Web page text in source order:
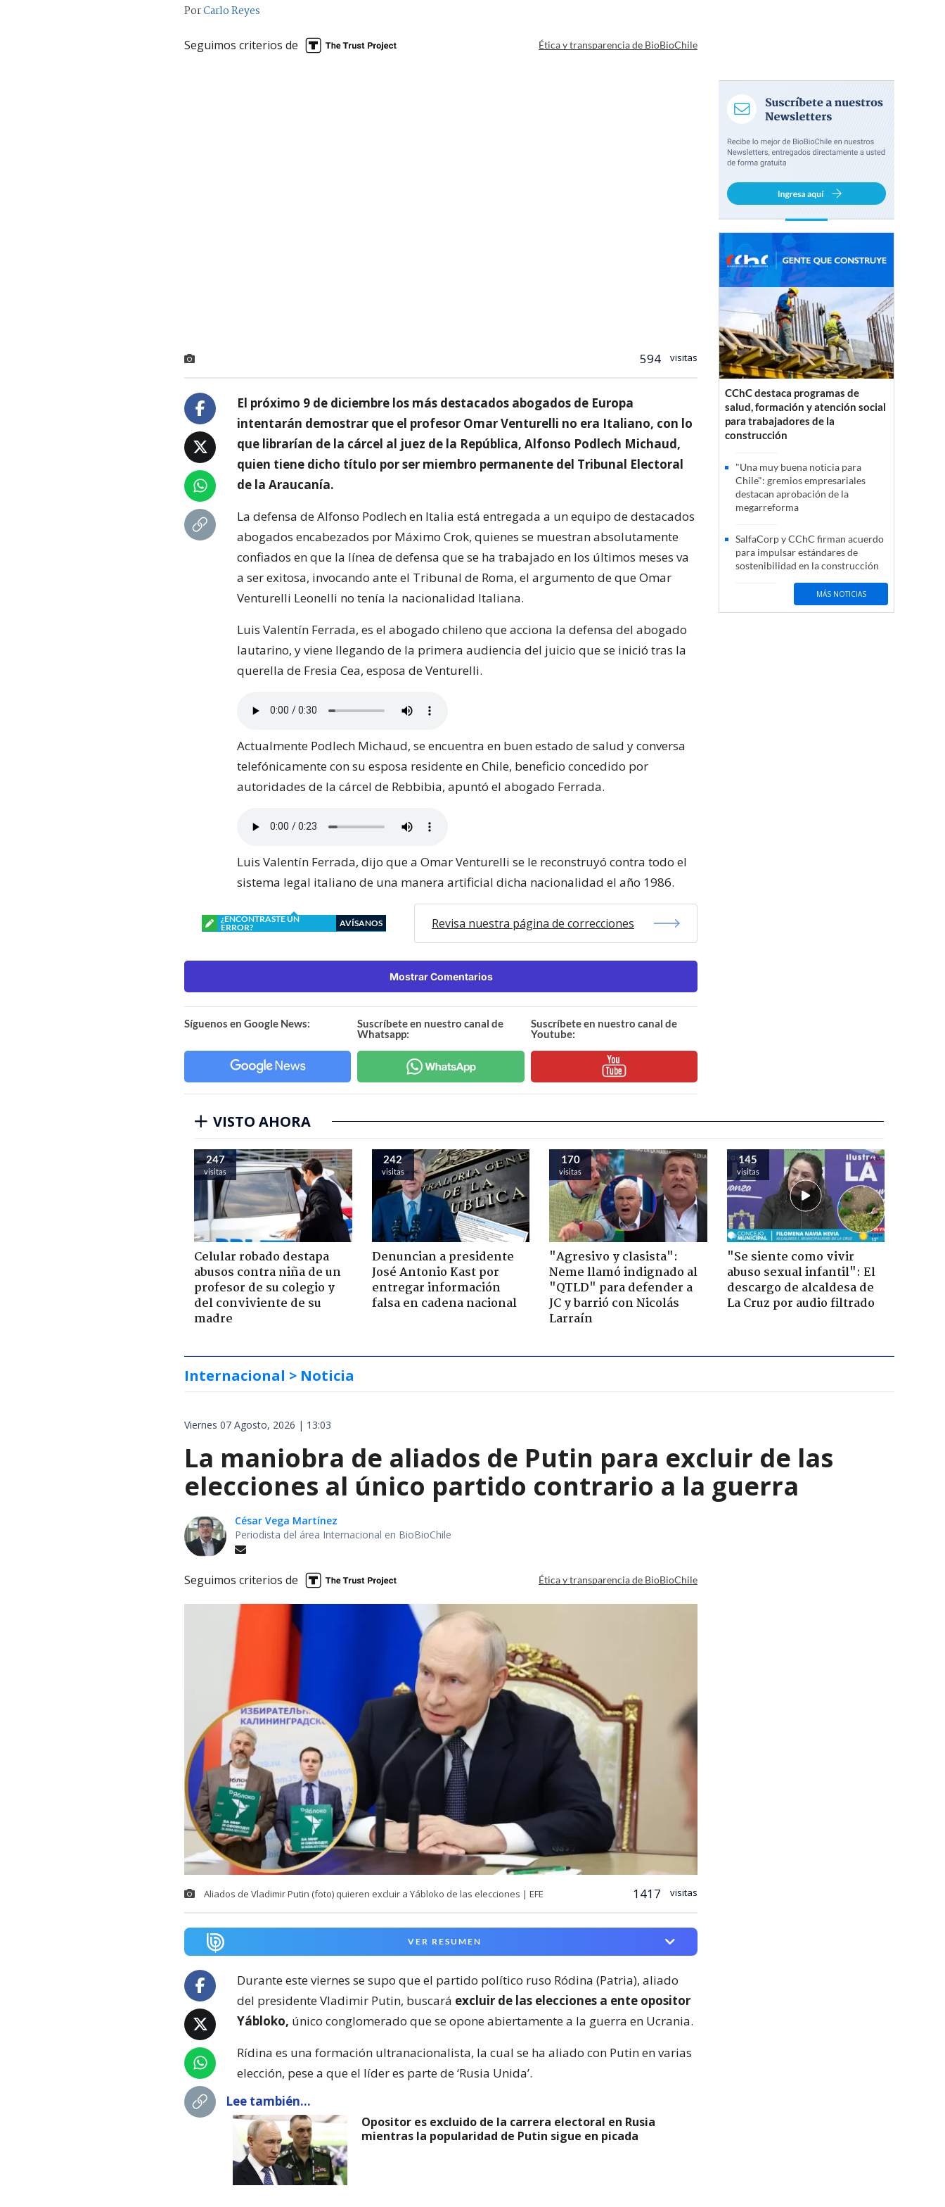
PorCarlo Reyes
Seguimos criterios de Ética y transparencia de BioBioChile
594 visitas
El próximo 9 de diciembre los más destacados abogados de Europa
intentarán demostrar que el profesor Omar Venturelli no era Italiano, con lo
que librarían de la cárcel al juez de la República, Alfonso Podlech Michaud,
quien tiene dicho título por ser miembro permanente del Tribunal Electoral
de la Araucanía.
La defensa de Alfonso Podlech en Italia está entregada a un equipo de destacados
abogados encabezados por Máximo Crok, quienes se muestran absolutamente
confiados en que la línea de defensa que se ha trabajado en los últimos meses va
a ser exitosa, invocando ante el Tribunal de Roma, el argumento de que Omar
Venturelli Leonelli no tenía la nacionalidad Italiana.
Luis Valentín Ferrada, es el abogado chileno que acciona la defensa del abogado
lautarino, y viene llegando de la primera audiencia del juicio que se inició tras la
querella de Fresia Cea, esposa de Venturelli.
Actualmente Podlech Michaud, se encuentra en buen estado de salud y conversa
telefónicamente con su esposa residente en Chile, beneficio concedido por
autoridades de la cárcel de Rebbibia, apuntó el abogado Ferrada.
Luis Valentín Ferrada, dijo que a Omar Venturelli se le reconstruyó contra todo el
sistema legal italiano de una manera artificial dicha nacionalidad el año 1986.
¿ENCONTRASTE UN
ERROR?
AVÍSANOS Revisa nuestra página de correcciones
Mostrar Comentarios
Síguenos en Google News:
Suscríbete en nuestro canal de
Whatsapp:
Suscríbete en nuestro canal de
Youtube:
CChC destaca programas de
salud, formación y atención social
para trabajadores de la
construcción
"Una muy buena noticia para
Chile": gremios empresariales
destacan aprobación de la
megarreforma
SalfaCorp y CChC firman acuerdo
para impulsar estándares de
sostenibilidad en la construcción
MÁS NOTICIAS
VISTO AHORA
247
visitas
Celular robado destapa
abusos contra niña de un
profesor de su colegio y
del conviviente de su
madre
242
visitas
Denuncian a presidente
José Antonio Kast por
entregar información
falsa en cadena nacional
170
visitas
"Agresivo y clasista":
Neme llamó indignado al
"QTLD" para defender a
JC y barrió con Nicolás
Larraín
145
visitas
"Se siente como vivir
abuso sexual infantil": El
descargo de alcaldesa de
La Cruz por audio filtrado
Internacional > Noticia
Viernes 07 Agosto, 2026 | 13:03
La maniobra de aliados de Putin para excluir de las
elecciones al único partido contrario a la guerra
César Vega Martínez
Periodista del área Internacional en BioBioChile
Seguimos criterios de Ética y transparencia de BioBioChile
Aliados de Vladimir Putin (foto) quieren excluir a Yábloko de las elecciones | EFE 1417 visitas
VER RESUMEN
Durante este viernes se supo que el partido político ruso Ródina (Patria), aliado
del presidente Vladimir Putin, buscará excluir de las elecciones a ente opositor
Yábloko, único conglomerado que se opone abiertamente a la guerra en Ucrania.
Rídina es una formación ultranacionalista, la cual se ha aliado con Putin en varias
elección, pese a que el líder es parte de ‘Rusia Unida’.
Lee también...
Opositor es excluido de la carrera electoral en Rusia
mientras la popularidad de Putin sigue en picada